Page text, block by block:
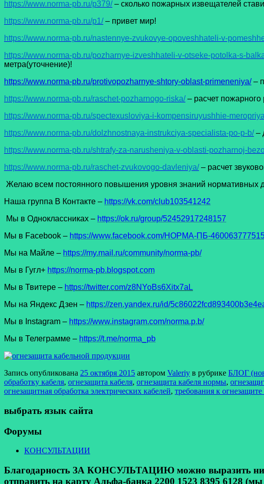
https://www.norma-pb.ru/p379/– сколько пожарных извещателей
https://www.norma-pb.ru/p1/– привет мир!
https://www.norma-pb.ru/nastennye-zvukovye-opoveshhateli-v-
https://www.norma-pb.ru/pozharnye-izveshhateli-v-otseke-potolka-s-
метра(уточнение)!
https://www.norma-pb.ru/protivopozharnye-shtory-oblast-primeneniya/–
https://www.norma-pb.ru/raschet-pozharnogo-riska/– расчет пожарного
https://www.norma-pb.ru/spectexusloviya-i-kompensiruyushhie-
https://www.norma-pb.ru/dolzhnostnaya-instrukciya-specialista-po-p-b/–
https://www.norma-pb.ru/shtrafy-za-narusheniya-v-oblasti-pozharnoj-
https://www.norma-pb.ru/raschet-zvukovogo-davleniya/– расчет
Желаю всем постоянного повышения уровня знаний нормативных
Наша группа В Контакте – https://vk.com/club103541242
Мы в Одноклассниках – https://ok.ru/group/52452917248157
Мы в Facеbook – https://www.facebook.com/НОРМА-ПБ-
Мы на Майле – https://my.mail.ru/community/norma-pb/
Мы в Гугл+ https://norma-pb.blogspot.com
Мы в Твитере – https://twitter.com/z8NYoBs6Xitx7aL
Мы на Яндекс Дзен – https://zen.yandex.ru/id/
Мы в Instagram – https://www.instagram.com/norma.p.b/
Мы в Телеграмме – https://t.me/norma_pb
Запись опубликована 25 октября 2015 автором Valeriy в рубрике БЛОГ
обработку кабеля, огнезащита кабеля, огнезащита кабеля нормы,
огнезащитная обработка электрических кабелей, требования к огнезащите
выбрать язык сайта
Форумы
КОНСУЛЬТАЦИИ
Благодарность ЗА КОНСУЛЬТАЦИЮ можно выразить
отправить на карту Альфа-банка 2200 1523 8395 6128 (мы